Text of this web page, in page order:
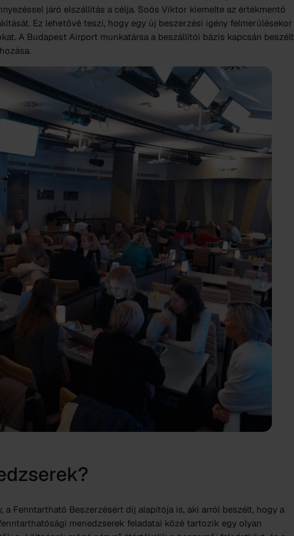
járó elszállítás a célja. Soós Viktor kiemelte az értékmentő
Ez lehetővé teszi, hogy egy új beszerzési igény felmerülésekor
A Budapest Airport munkatársa a beszállítói bázis kapcsán beszélt
Fenntartható Beszerzésért díj alapítója is, aki arról beszélt, hogy a
menedzserek feladatai közé tartozik egy olyan